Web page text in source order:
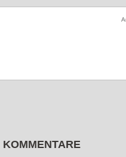
KOMMENTARE